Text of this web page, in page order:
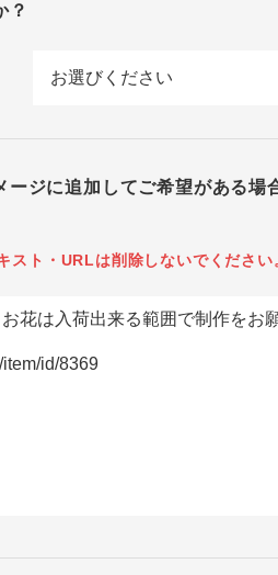
？
ージに追加してご希望がある場
スト・URLは削除しないでください